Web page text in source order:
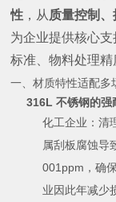
性 ，从 质量控制
为企业提供核心
标准、物料处理精
一、材质特性适配多
316L 不锈钢的强
化工企业：清
属刮板腐蚀导
001ppm，确
业因此年减少